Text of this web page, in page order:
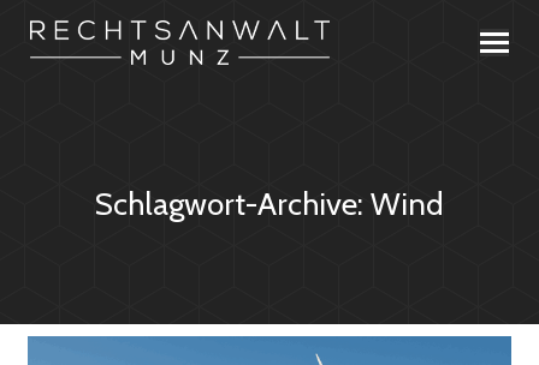
Schlagwort-Archive: Wind